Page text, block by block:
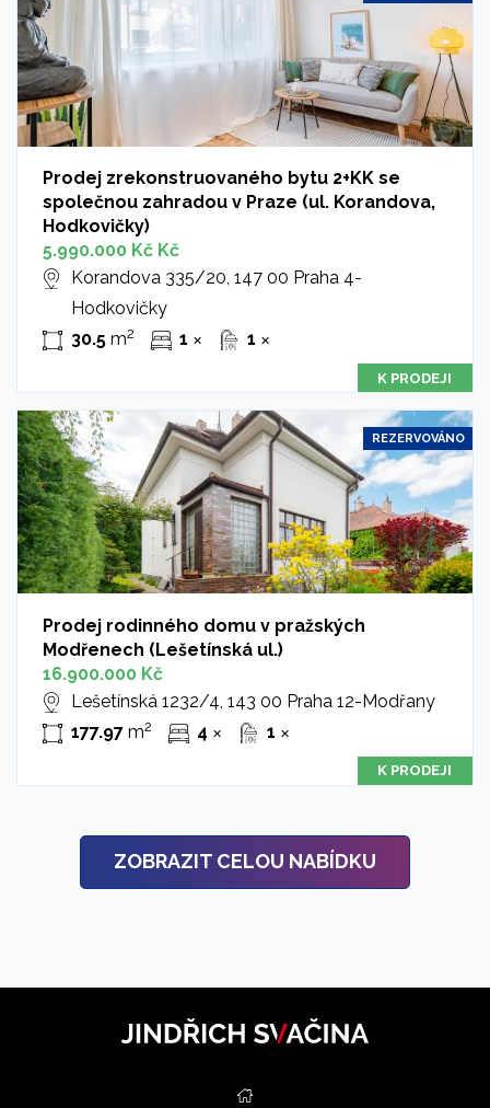
Prodej zrekonstruovaného bytu 2+KK se
společnou zahradou v Praze (ul. Korandova,
Hodkovičky)
5.990.000 Kč Kč
Korandova 335/20, 147 00 Praha 4-
Hodkovičky
30.5m2 1 ✕ 1 ✕
K PRODEJI
REZERVOVÁNO
Prodej rodinného domu v pražských
Modřenech (Lešetínská ul.)
16.900.000 Kč
Lešetínská 1232/4, 143 00 Praha 12-Modřany
177.97m2 4 ✕ 1 ✕
K PRODEJI
ZOBRAZIT CELOU NABÍDKU